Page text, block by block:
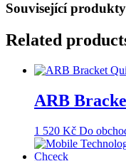
Související produkty
Related
ARB
1 520 Kč Do